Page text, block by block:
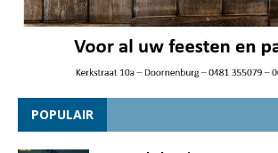
POPULAIR